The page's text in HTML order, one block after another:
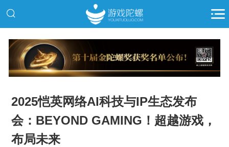
推广
2025恺英网络AI科技与IP生态发布
会：BEYOND GAMING！超越游戏，
布局未来